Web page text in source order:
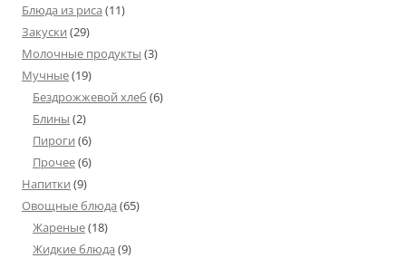
Блюда из риса (11)
Закуски (29)
Молочные продукты (3)
Мучные(19)
Бездрожжевой хлеб (6)
Блины (2)
Пироги (6)
Прочее(6)
Напитки (9)
Овощные блюда (65)
Жареные(18)
Жидкие блюда (9)